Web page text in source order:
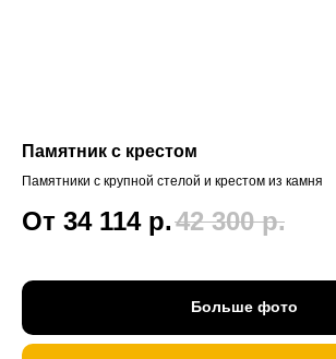
Памятник с крестом
Памятники с крупной стелой и крестом из камня
От 34 114 р.42 300 р.
Больше фото